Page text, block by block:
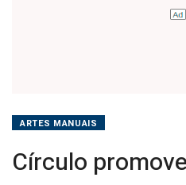
ARTES MANUAIS
Círculo